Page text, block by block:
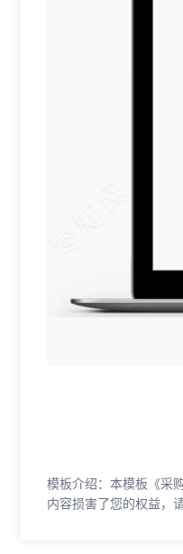
模板介绍：本模板《采
内容损害了您的权益，